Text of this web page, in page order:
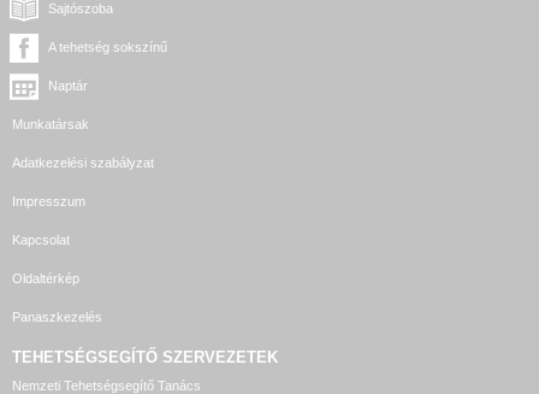
Sajtószoba
A tehetség sokszínű
Naptár
Munkatársak
Adatkezelési szabályzat
Impresszum
Kapcsolat
Oldaltérkép
Panaszkezelés
TEHETSÉGSEGÍTŐ SZERVEZETEK
Nemzeti Tehetségsegítő Tanács